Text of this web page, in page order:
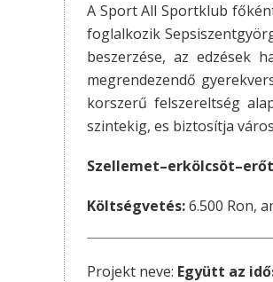
A Sport All Sportklub
foglalkozik
beszerzése, az edzések
megrendezendő
korszerű felszereltség
szintekig, es biztosítja
Költségvetés:6.500 Ron,
Projekt neve: Együtt az